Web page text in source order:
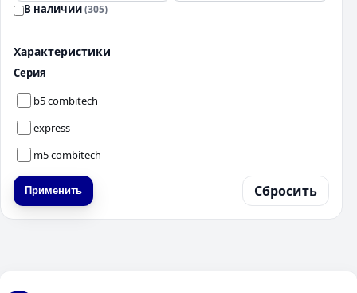
В наличии(305)
Характеристики
Серия
b5 combitech
express
m5 combitech
Применить Сбросить